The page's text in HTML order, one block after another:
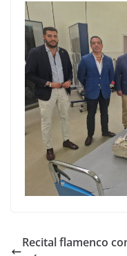
Recital flamenco